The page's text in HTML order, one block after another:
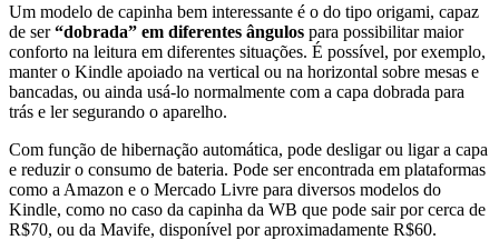
Um modelo de capinha bem interessante é o do tipo origami, capaz
de ser“dobrada” em diferentes ângulos para possibilitar maior
conforto na leitura em diferentes situações. É possível, por exemplo,
manter o Kindle apoiado na vertical ou na horizontal sobre mesas e
bancadas, ou ainda usá-lo normalmente com a capa dobrada para
trás e ler segurando o aparelho.
Com função de hibernação automática, pode desligar ou ligar a capa
e reduzir o consumo de bateria. Pode ser encontrada em plataformas
como a Amazon e o Mercado Livre para diversos modelos do
Kindle, como no caso da capinha da WB que pode sair por cerca de
R$70, ou da Mavife, disponível por aproximadamente R$60.